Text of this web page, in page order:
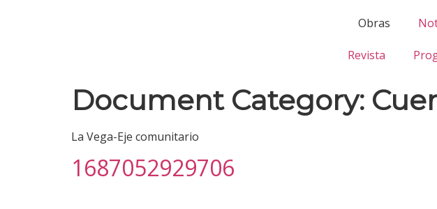
Obras
Revista
Document Category:
La Vega-Eje comunitario
1687052929706